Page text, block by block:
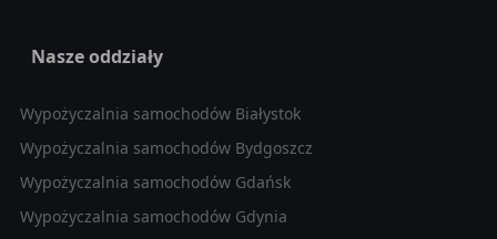
Nasze oddziały
Wypożyczalnia samochodów Białystok
Wypożyczalnia samochodów Bydgoszcz
Wypożyczalnia samochodów Gdańsk
Wypożyczalnia samochodów Gdynia